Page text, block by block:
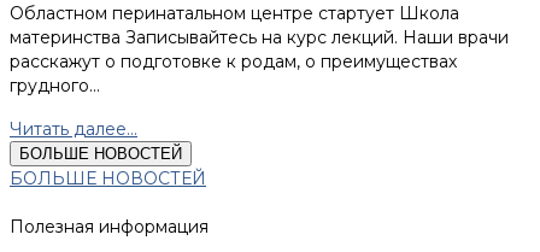
Областном перинатальном центре стартует Школа
материнства Записывайтесь на курс лекций. Наши врачи
расскажут о подготовке к родам, о преимуществах
грудного...
Читать далее...
БОЛЬШЕ НОВОСТЕЙ
БОЛЬШЕ НОВОСТЕЙ
Полезная информация